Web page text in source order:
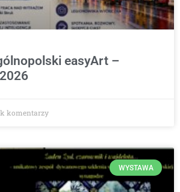
easyArt –
komentarzy
WYSTAWA